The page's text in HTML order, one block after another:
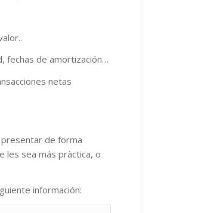
fechas de amortización…
netas
presentar de forma
les sea más pràctica, o
información: